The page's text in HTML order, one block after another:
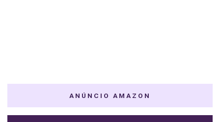
ANÚNCIO AMAZON